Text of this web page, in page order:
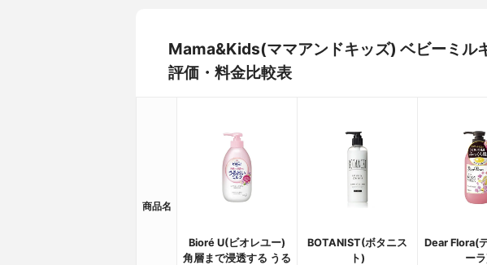
Mama&Kids(ママアンドキッズ) ベビーミル
評価・料金比較表
商品名
Bioré U(ビオレユー)
角層まで浸透する うる
BOTANIST(ボタニス
ト)
Dear Flora(
ー